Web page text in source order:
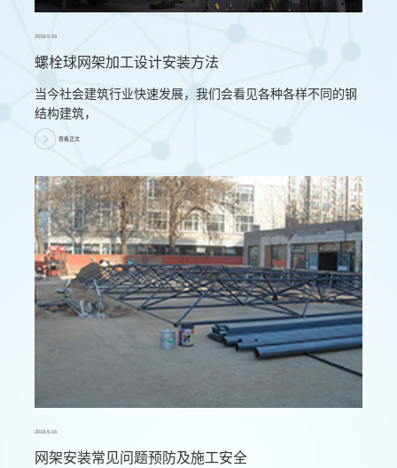
2018-5-16
螺栓球网架加工设计安装方法
当今社会建筑行业快速发展，我们会看见各种各样不同的钢
结构建筑，
查看正文
2018-5-16
网架安装常见问题预防及施工安全